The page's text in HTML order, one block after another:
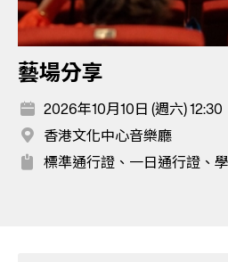
藝場分享
2026年10月10日 (週六) 12:30
香港文化中心音樂廳
標準通行證、一日通行證、